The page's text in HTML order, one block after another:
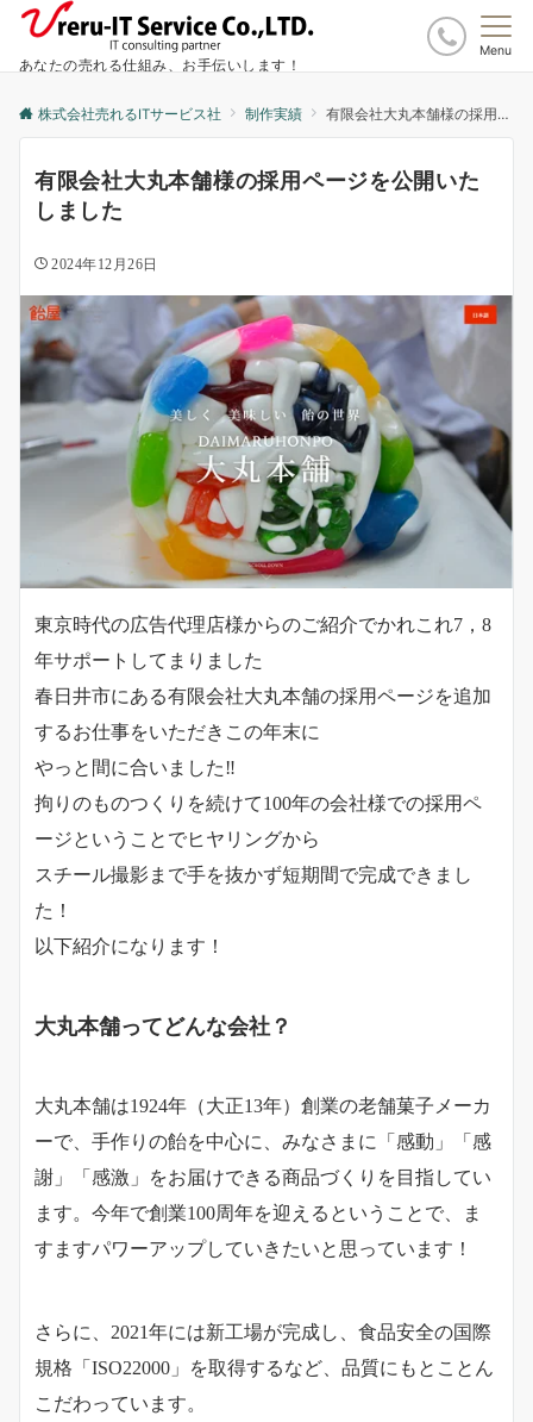
あなたの売れる仕組み、お手伝いします！
Menu
株式会社売れるITサービス社 制作実績 有限会社大丸本舗様の採用ページを公開いたしました
有限会社大丸本舗様の採用ページを公開いた
しました
2024年12月26日
東京時代の広告代理店様からのご紹介でかれこれ7，8
年サポートしてまりました
春日井市にある有限会社大丸本舗の採用ページを追加
するお仕事をいただきこの年末に
やっと間に合いました‼
拘りのものつくりを続けて100年の会社様での採用ペ
ージということでヒヤリングから
スチール撮影まで手を抜かず短期間で完成できまし
た！
以下紹介になります！
大丸本舗ってどんな会社？
大丸本舗は1924年（大正13年）創業の老舗菓子メーカ
ーで、手作りの飴を中心に、みなさまに「感動」「感
謝」「感激」をお届けできる商品づくりを目指してい
ます。今年で創業100周年を迎えるということで、ま
すますパワーアップしていきたいと思っています！
さらに、2021年には新工場が完成し、食品安全の国際
規格「ISO22000」を取得するなど、品質にもとことん
こだわっています。